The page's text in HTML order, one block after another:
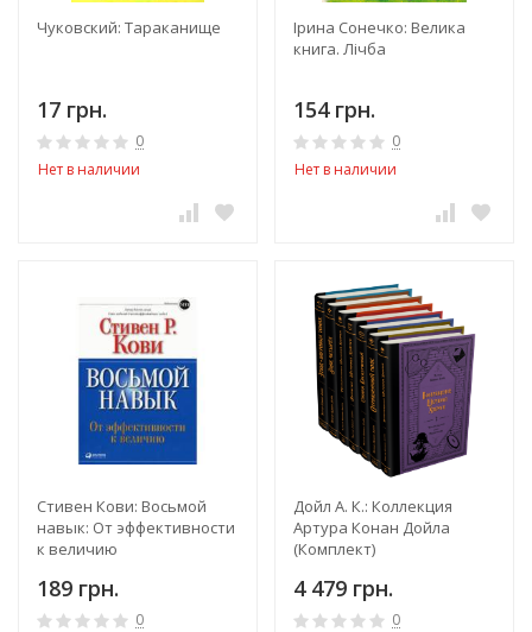
Чуковский: Тараканище
17 грн.
0
Нет в наличии
Ірина Сонечко: Велика
книга. Лічба
154 грн.
0
Нет в наличии
Стивен Кови: Восьмой
навык: От эффективности
к величию
189 грн.
0
Дойл А. К.: Коллекция
Артура Конан Дойла
(Комплект)
4 479 грн.
0